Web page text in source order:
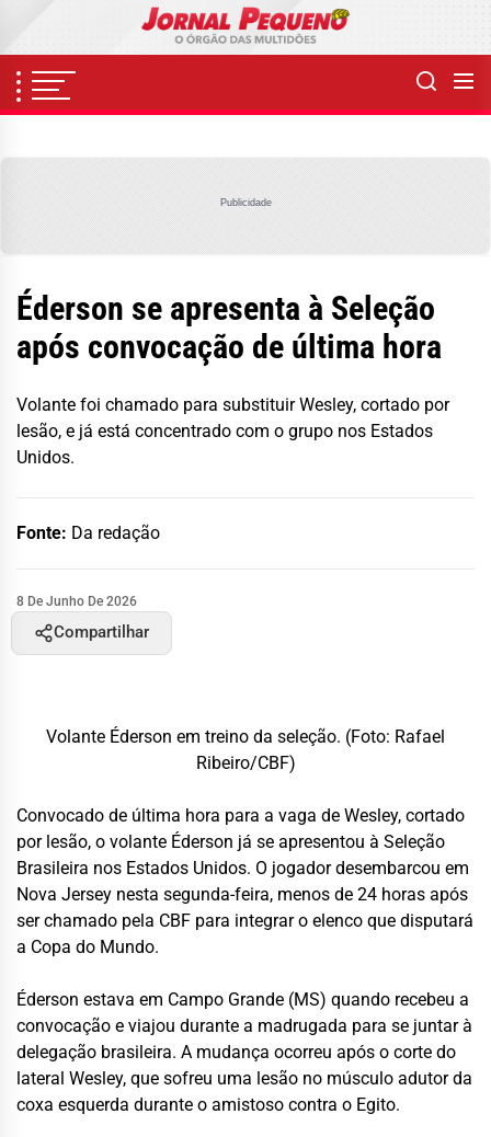
content
Publicidade
Éderson se apresenta à Seleção
após convocação de última hora
Volante foi chamado para substituir Wesley, cortado por
lesão, e já está concentrado com o grupo nos Estados
Unidos.
Fonte: Da redação
8 De Junho De 2026
Compartilhar
Volante Éderson em treino da seleção. (Foto: Rafael
Ribeiro/CBF)
Convocado de última hora para a vaga de Wesley, cortado
por lesão, o volante Éderson já se apresentou à Seleção
Brasileira nos Estados Unidos. O jogador desembarcou em
Nova Jersey nesta segunda-feira, menos de 24 horas após
ser chamado pela CBF para integrar o elenco que disputará
a Copa do Mundo.
Éderson estava em Campo Grande (MS) quando recebeu a
convocação e viajou durante a madrugada para se juntar à
delegação brasileira. A mudança ocorreu após o corte do
lateral Wesley, que sofreu uma lesão no músculo adutor da
coxa esquerda durante o amistoso contra o Egito.